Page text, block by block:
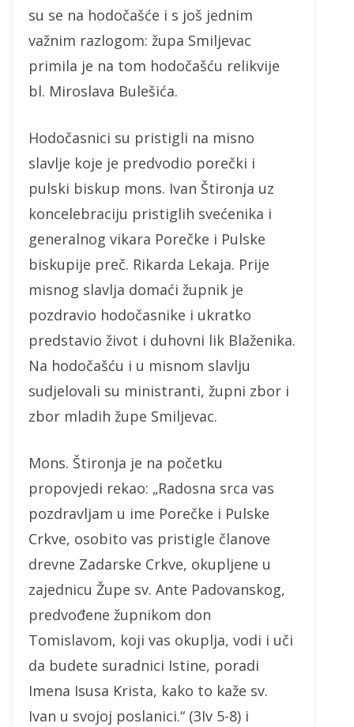
su se na hodočašće i s još jednim
važnim razlogom: župa Smiljevac
primila je na tom hodočašću relikvije
bl. Miroslava Bulešića.
Hodočasnici su pristigli na misno
slavlje koje je predvodio porečki i
pulski biskup mons. Ivan Štironja uz
koncelebraciju pristiglih svećenika i
generalnog vikara Porečke i Pulske
biskupije preč. Rikarda Lekaja. Prije
misnog slavlja domaći župnik je
pozdravio hodočasnike i ukratko
predstavio život i duhovni lik Blaženika.
Na hodočašću i u misnom slavlju
sudjelovali su ministranti, župni zbor i
zbor mladih župe Smiljevac.
Mons. Štironja je na početku
propovjedi rekao: „Radosna srca vas
pozdravljam u ime Porečke i Pulske
Crkve, osobito vas pristigle članove
drevne Zadarske Crkve, okupljene u
zajednicu Župe sv. Ante Padovanskog,
predvođene župnikom don
Tomislavom, koji vas okuplja, vodi i uči
da budete suradnici Istine, poradi
Imena Isusa Krista, kako to kaže sv.
Ivan u svojoj poslanici.“ (3Iv 5-8) i